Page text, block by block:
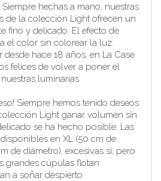
Siempre hechas a mano, nuestras
de la colección Light ofrecen un
fino y delicado. El efecto de
el color sin colorear la luz.
desde hace 18 años, en La Case
felices de volver a poner el
luminarias.
Siempre hemos tenido deseos
Light ganar volumen sin
se ha hecho posible. Las
en XL (50 cm de
de diámetro), excesivas sí, pero
grandes cúpulas flotan
a soñar despierto.